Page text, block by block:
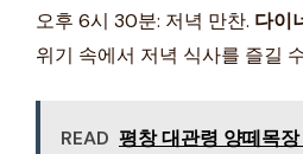
오후 6시 30분: 저녁 만찬. 다이
위기 속에서 저녁 식사를 즐길
READ 평창 대관령 양떼목